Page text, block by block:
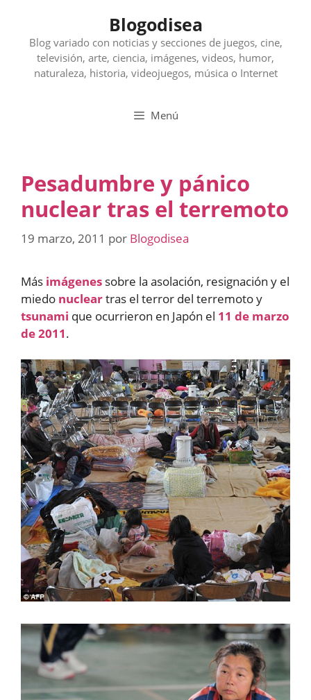
contenido
Blogodisea
Blog variado con noticias y secciones de juegos, cine,
televisión, arte, ciencia, imágenes, videos, humor,
naturaleza, historia, videojuegos, música o Internet
Menú
Pesadumbre y pánico
nuclear tras el terremoto
19 marzo, 2011 por Blogodisea
Más imágenes sobre la asolación, resignación y el
miedo nucleartras el terror del terremoto y
tsunami que ocurrieron en Japón el 11 de marzo
de 2011.